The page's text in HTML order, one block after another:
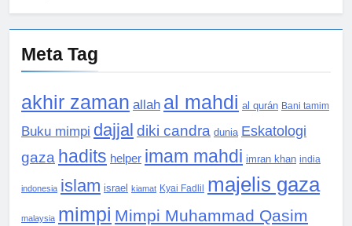
Meta Tag
akhir zaman allah al mahdi al qurán Bani tamim
Buku mimpi dajjal diki candra dunia Eskatologi
gaza hadits helper imam mahdi imran khan india
indonesia islam israel kiamat Kyai Fadlil majelis gaza
malaysia mimpi Mimpi Muhammad Qasim